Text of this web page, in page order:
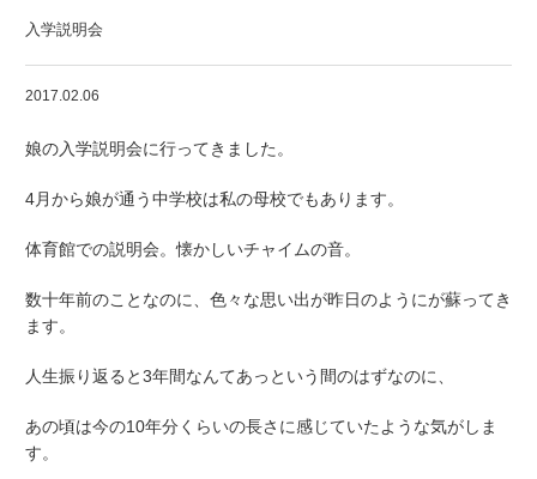
入学説明会
2017.02.06
娘の入学説明会に行ってきました。
4月から娘が通う中学校は私の母校でもあります。
体育館での説明会。懐かしいチャイムの音。
数十年前のことなのに、色々な思い出が昨日のようにが蘇ってき
ます。
人生振り返ると3年間なんてあっという間のはずなのに、
あの頃は今の10年分くらいの長さに感じていたような気がしま
す。